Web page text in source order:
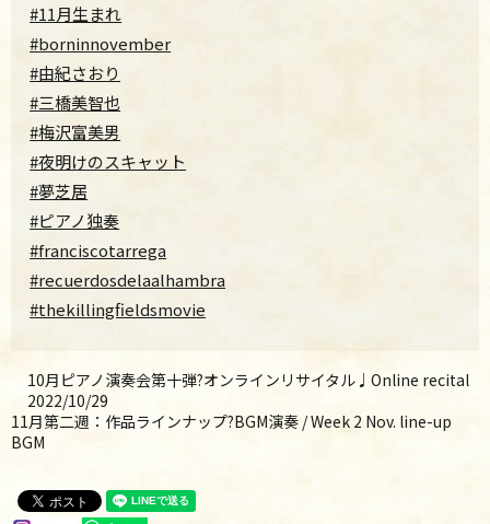
#11月生まれ
#borninnovember
#由紀さおり
#三橋美智也
#梅沢富美男
#夜明けのスキャット
#夢芝居
#ピアノ独奏
#franciscotarrega
#recuerdosdelaalhambra
#thekillingfieldsmovie
10月ピアノ演奏会第十弾?オンラインリサイタル♩Online recital
2022/10/29
11月第二週：作品ラインナップ?BGM演奏 / Week 2 Nov. line-up
BGM